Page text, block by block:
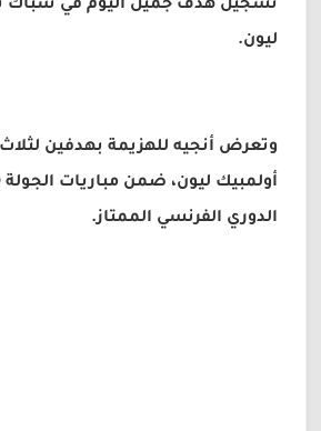
تسجيل هدف جميل اليوم في شباك
ليون.
وتعرض أنجيه للهزيمة بهدفين
الدوري الفرنسي الممتاز.